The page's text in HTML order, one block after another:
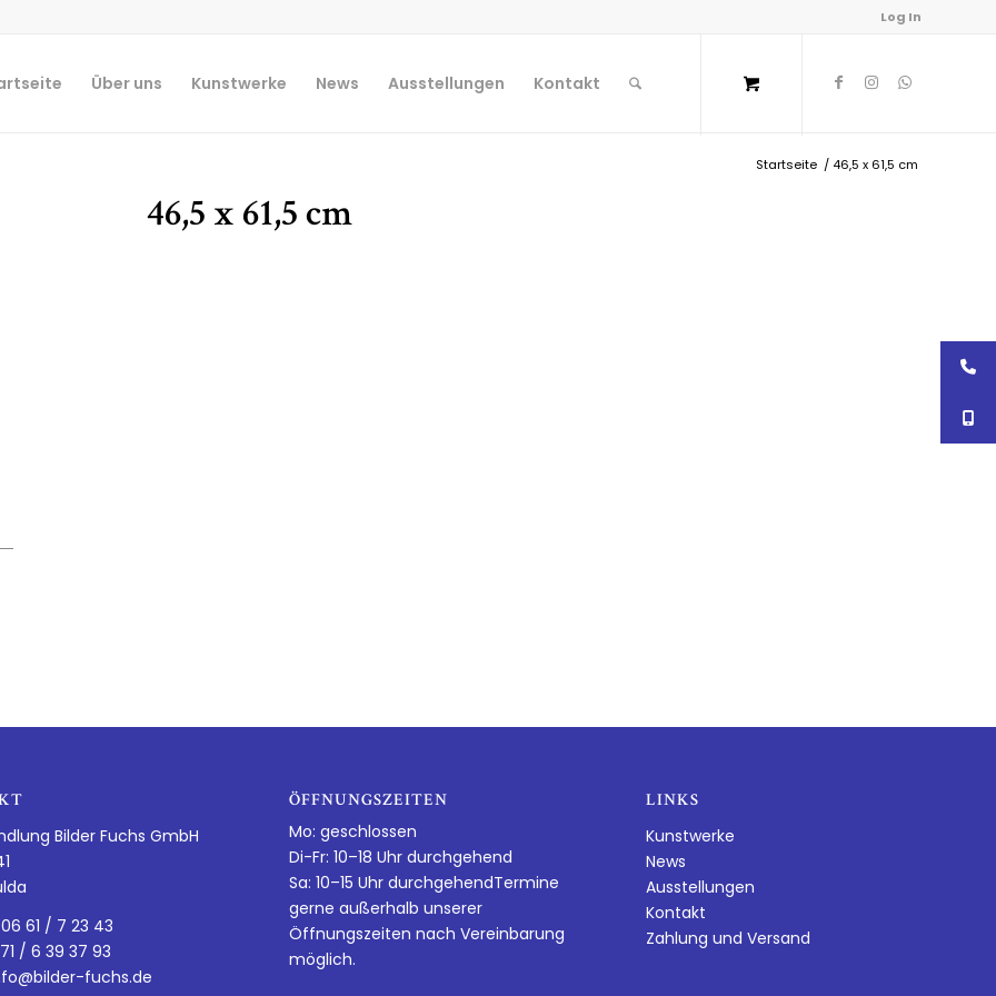
Log In
Über uns Kunstwerke News Ausstellungen Kontakt
Startseite / 46,5 x 61,5 cm
46,5 x 61,5 cm
Bilder Fuchs GmbH
61 / 7 23 43
/ 6 39 37 93
fuchs.de
ÖFFNUNGSZEITEN
Mo: geschlossen
Di-Fr: 10–18 Uhr durchgehend
Sa: 10–15 Uhr durchgehendTermine
gerne außerhalb unserer
Öffnungszeiten nach Vereinbarung
möglich.
LINKS
Kunstwerke
News
Ausstellungen
Kontakt
Zahlung und Versand